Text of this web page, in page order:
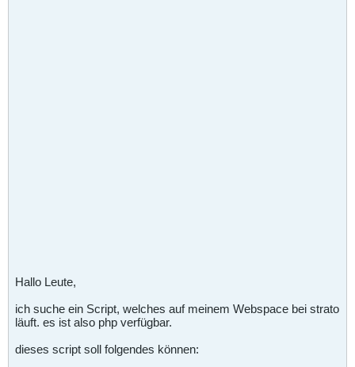
Hallo Leute,
ich suche ein Script, welches auf meinem Webspace bei strato
läuft. es ist also php verfügbar.
dieses script soll folgendes können: